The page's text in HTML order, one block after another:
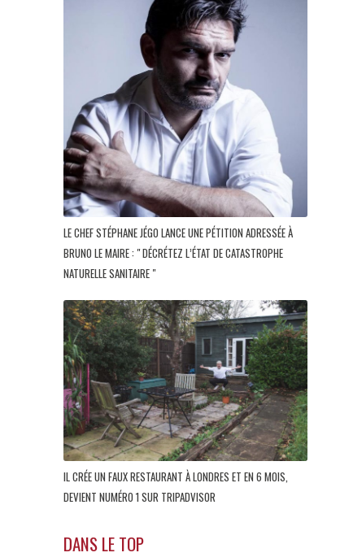
LE CHEF STÉPHANE JÉGO LANCE UNE PÉTITION ADRESSÉE À
BRUNO LE MAIRE : " DÉCRÉTEZ L’ÉTAT DE CATASTROPHE
NATURELLE SANITAIRE "
IL CRÉE UN FAUX RESTAURANT À LONDRES ET EN 6 MOIS,
DEVIENT NUMÉRO 1 SUR TRIPADVISOR
DANS LE TOP